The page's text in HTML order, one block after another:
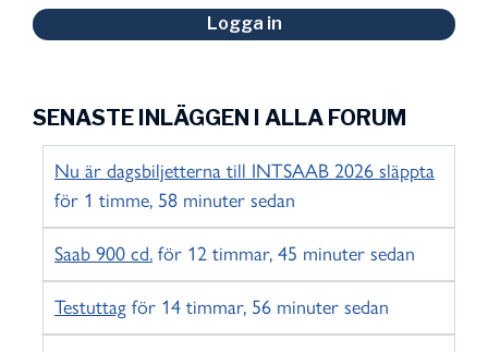
Logga in
SENASTE INLÄGGEN I ALLA FORUM
Nu är dagsbiljetterna till INTSAAB 2026 släppta
för 1 timme, 58 minuter sedan
Saab 900 cd. för 12 timmar, 45 minuter sedan
Testuttag för 14 timmar, 56 minuter sedan